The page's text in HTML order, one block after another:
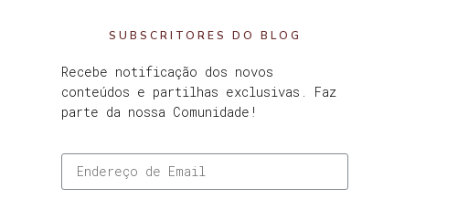
SUBSCRITORES DO BLOG
Recebe notificação dos novos
conteúdos e partilhas exclusivas. Faz
parte da nossa Comunidade!